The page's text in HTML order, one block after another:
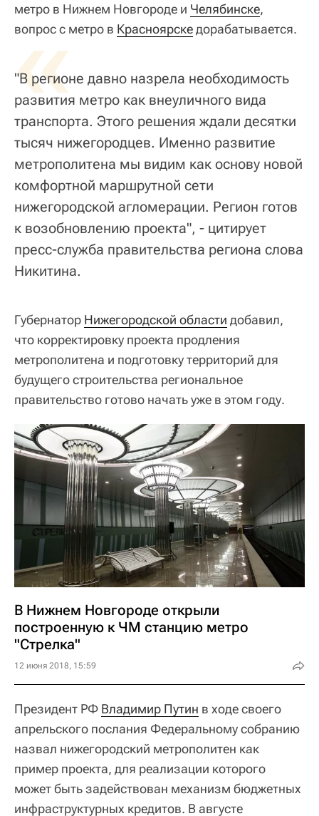
метро в Нижнем Новгороде и Челябинске,
вопрос с метро в Красноярскедорабатывается.
«
"В регионе давно назрела необходимость
развития метро как внеуличного вида
транспорта. Этого решения ждали десятки
тысяч нижегородцев. Именно развитие
метрополитена мы видим как основу новой
комфортной маршрутной сети
нижегородской агломерации. Регион готов
к возобновлению проекта", - цитирует
пресс-служба правительства региона слова
Никитина.
Губернатор Нижегородской области добавил,
что корректировку проекта продления
метрополитена и подготовку территорий для
будущего строительства региональное
правительство готово начать уже в этом году.
В Нижнем Новгороде открыли
построенную к ЧМ станцию метро
"Стрелка"
12 июня 2018, 15:59
Президент РФ Владимир Путин в ходе своего
апрельского послания Федеральному собранию
назвал нижегородский метрополитен как
пример проекта, для реализации которого
может быть задействован механизм бюджетных
инфраструктурных кредитов. В августе